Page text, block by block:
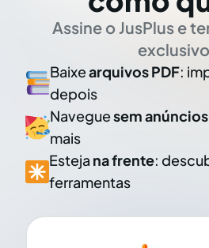
Assine o JusPlus e
Baixearquivos PDF:
depois
Naveguesem anúncios
mais
Esteja na frente:
ferramentas